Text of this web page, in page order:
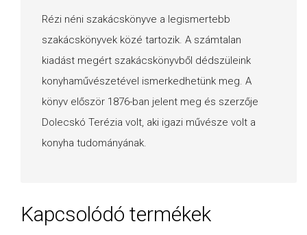
Rézi néni szakácskönyve a legismertebb
szakácskönyvek közé tartozik. A számtalan
kiadást megért szakácskönyvből dédszüleink
konyhaművészetével ismerkedhetünk meg. A
könyv először 1876-ban jelent meg és szerzője
Dolecskó Terézia volt, aki igazi művésze volt a
konyha tudományának.
Kapcsolódó termékek